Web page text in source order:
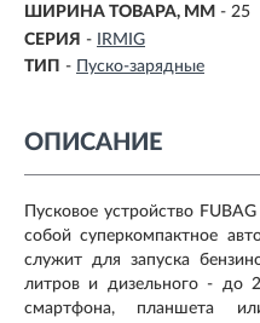
ШИРИНА ТОВАРА, ММ - 25
СЕРИЯ -
IRMIG
ТИП - Пуско-зарядные
ОПИСАНИЕ
Пусковое устройство
собой суперкомпактное
служит для запуска
литров и дизельного - до
смартфона, планшета